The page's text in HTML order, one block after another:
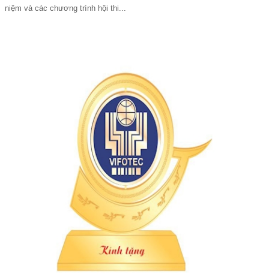
niệm và các chương trình hội thi...